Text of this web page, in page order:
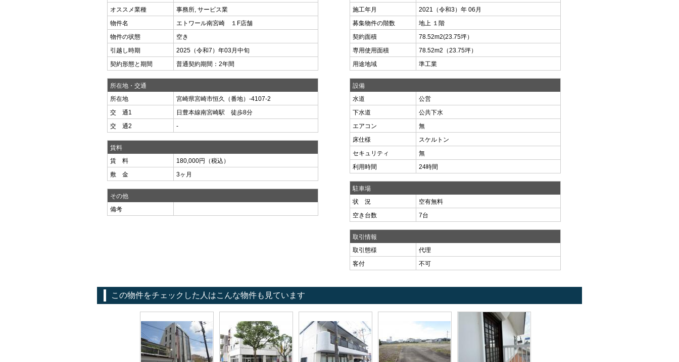
オススメ業種
事務所, サービス業
物件名
エトワール南宮崎 １F店舗
物件の状態
空き
引越し時期
2025（令和7）年03月中旬
契約形態と期間
普通契約期間：2年間
所在地・交通
所在地
宮崎県宮崎市恒久（番地）-4107-2
交 通1
日豊本線南宮崎駅 徒歩8分
交 通2
-
賃料
賃 料
180,000円（税込）
敷 金
3ヶ月
その他
備考
施工年月
2021（令和3）年 06月
募集物件の階数
地上 １階
契約面積
78.52m2(23.75坪）
専用使用面積
78.52m2 （23.75坪）
用途地域
準工業
設備
水道
公営
下水道
公共下水
エアコン
無
床仕様
スケルトン
セキュリティ
無
利用時間
24時間
駐車場
状 況
空有無料
空き台数
7台
取引情報
取引態様
代理
客付
不可
この物件をチェックした人はこんな物件も見ています